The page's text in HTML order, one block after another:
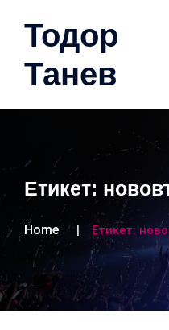
Тодор
Танев
Етикет:
Home Етикет: